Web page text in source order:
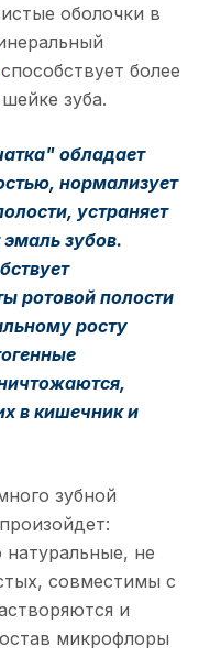
оболочки в
более
зуба.
обладает
нормализует
устраняет
зубов.
ротовой полости
росту
в кишечник и
зубной
не
совместимы с
и
микрофлоры